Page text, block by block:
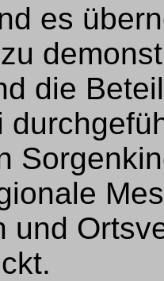
es
die
und